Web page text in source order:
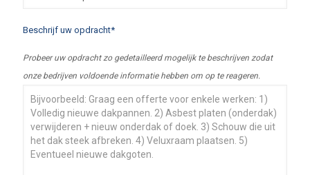
Beschrijf uw opdracht*
Probeer uw opdracht zo gedetailleerd mogelijk te beschrijven zodat
onze bedrijven voldoende informatie hebben om op te reageren.